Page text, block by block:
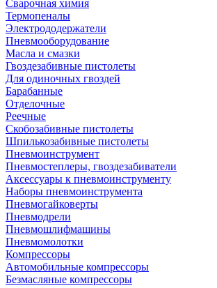
Сварочная химия
Термопеналы
Электрододержатели
Пневмооборудование
Масла и смазки
Гвоздезабивные пистолеты
Для одиночных гвоздей
Барабанные
Отделочные
Реечные
Скобозабивные пистолеты
Шпилькозабивные пистолеты
Пневмоинструмент
Пневмостеплеры, гвоздезабиватели
Аксессуары к пневмоинструменту
Наборы пневмоинструмента
Пневмогайковерты
Пневмодрели
Пневмошлифмашины
Пневмомолотки
Компрессоры
Автомобильные компрессоры
Безмасляные компрессоры